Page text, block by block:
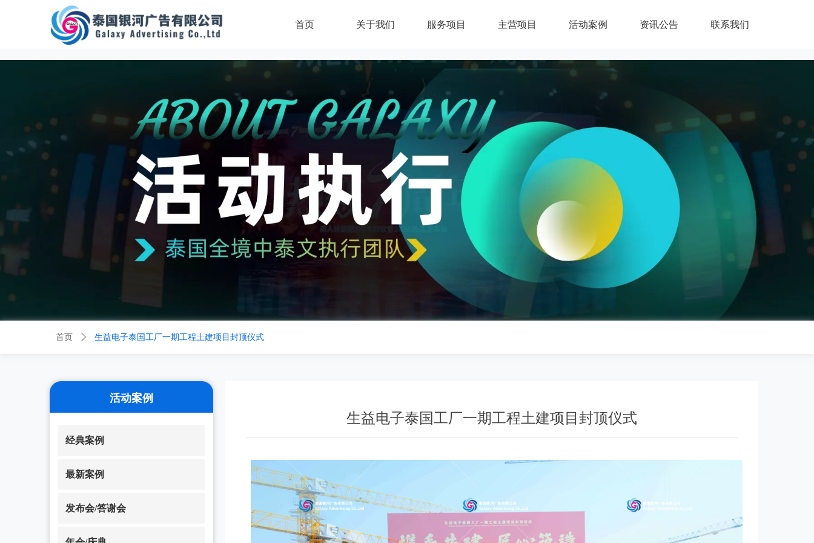
首页 关于我们 服务项目 主营项目 活动案例 资讯公告 联系我们
首页 ꄲ 生益电子泰国工厂一期工程土建项目封顶仪式
生益电子泰国工厂一期工程土建项目封顶仪式
经典案例
最新案例
发布会/答谢会
活动案例